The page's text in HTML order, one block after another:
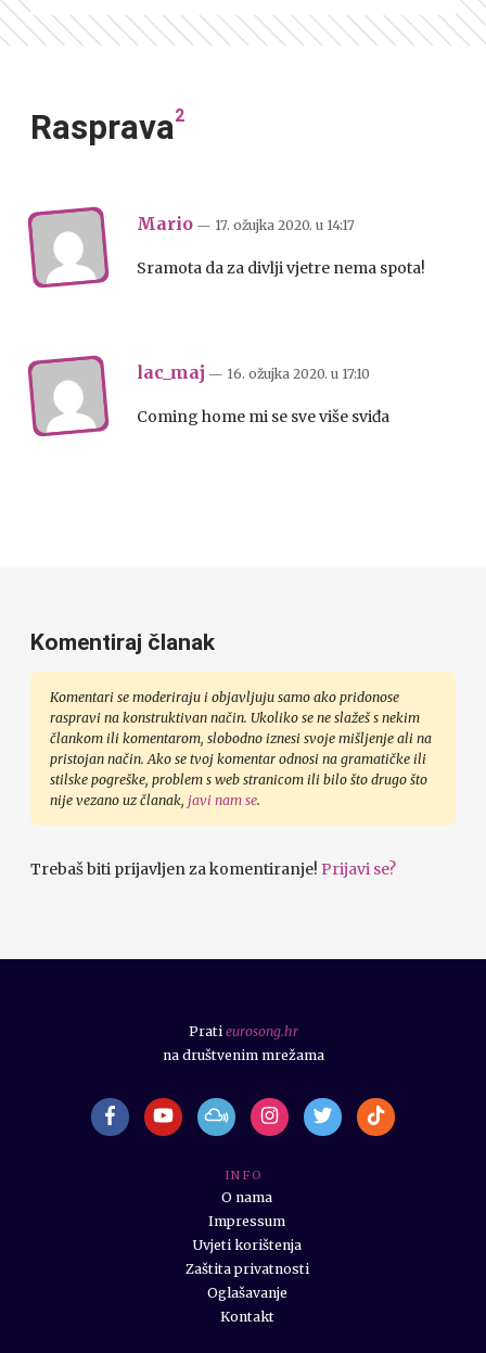
Rasprava2
Mario — 17. ožujka 2020. u 14:17
Sramota da za divlji vjetre nema spota!
lac_maj — 16. ožujka 2020. u 17:10
Coming home mi se sve više sviđa
Komentiraj članak
Komentari se moderiraju i objavljuju samo ako pridonose
raspravi na konstruktivan način. Ukoliko se ne slažeš s nekim
člankom ili komentarom, slobodno iznesi svoje mišljenje ali na
pristojan način. Ako se tvoj komentar odnosi na gramatičke ili
stilske pogreške, problem s web stranicom ili bilo što drugo što
nije vezano uz članak, javi nam se.
Trebaš biti prijavljen za komentiranje! Prijavi se?
I N F O
O nama
Impressum
Uvjeti korištenja
Zaštita privatnosti
Oglašavanje
Kontakt
Prati eurosong.hr
na društvenim mrežama